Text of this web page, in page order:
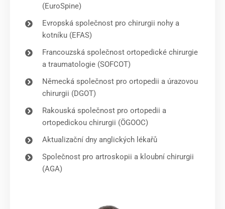
(EuroSpine)
Evropská společnost pro chirurgii nohy a
kotníku (EFAS)
Francouzská společnost ortopedické chirurgie
a traumatologie (SOFCOT)
Německá společnost pro ortopedii a úrazovou
chirurgii (DGOT)
Rakouská společnost pro ortopedii a
ortopedickou chirurgii (ÖGOOC)
Aktualizační dny anglických lékařů
Společnost pro artroskopii a kloubní chirurgii
(AGA)